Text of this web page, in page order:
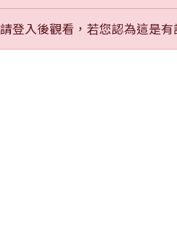
請登入後觀看，若您認為這是